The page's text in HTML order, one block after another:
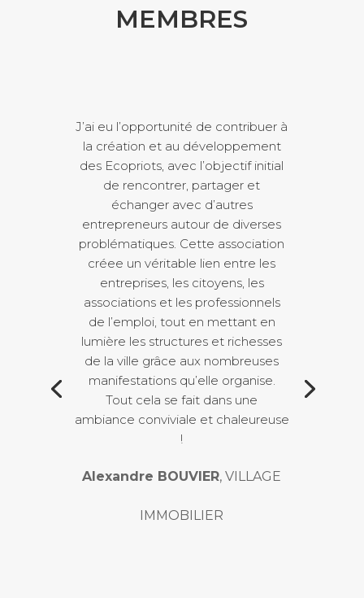
MEMBRES
J’ai eu l’opportunité de contribuer à
la création et au développement
des Ecopriots, avec l’objectif initial
de rencontrer, partager et
échanger avec d’autres
entrepreneurs autour de diverses
problématiques. Cette association
créee un véritable lien entre les
entreprises, les citoyens, les
associations et les professionnels
de l’emploi, tout en mettant en
lumière les structures et richesses
de la ville grâce aux nombreuses
manifestations qu’elle organise.
Tout cela se fait dans une
ambiance conviviale et chaleureuse
!
Alexandre BOUVIER, VILLAGE
IMMOBILIER